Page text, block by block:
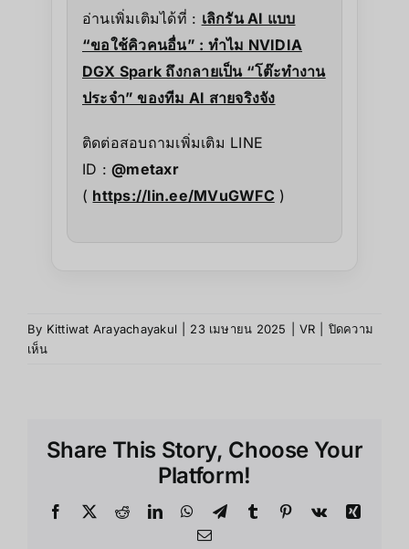
อ่านเพิ่มเติมได้ที่ : เลิกรัน AI แบบ
“ขอใช้คิวคนอื่น” : ทำไม NVIDIA
DGX Spark ถึงกลายเป็น “โต๊ะทำงาน
ประจำ” ของทีม AI สายจริงจัง
ติดต่อสอบถามเพิ่มเติม LINE
ID :@metaxr
( https://lin.ee/MVuGWFC )
By Kittiwat Arayachayakul 23 เมษายน 2025 VR
ปิดความ
เห็น
Share This Story, Choose Your
Platform!